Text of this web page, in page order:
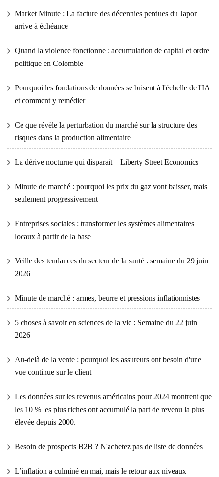
Market Minute : La facture des décennies perdues du Japon
arrive à échéance
Quand la violence fonctionne : accumulation de capital et ordre
politique en Colombie
Pourquoi les fondations de données se brisent à l'échelle de l'IA
et comment y remédier
Ce que révèle la perturbation du marché sur la structure des
risques dans la production alimentaire
La dérive nocturne qui disparaît – Liberty Street Economics
Minute de marché : pourquoi les prix du gaz vont baisser, mais
seulement progressivement
Entreprises sociales : transformer les systèmes alimentaires
locaux à partir de la base
Veille des tendances du secteur de la santé : semaine du 29 juin
2026
Minute de marché : armes, beurre et pressions inflationnistes
5 choses à savoir en sciences de la vie : Semaine du 22 juin
2026
Au-delà de la vente : pourquoi les assureurs ont besoin d'une
vue continue sur le client
Les données sur les revenus américains pour 2024 montrent que
les 10 % les plus riches ont accumulé la part de revenu la plus
élevée depuis 2000.
Besoin de prospects B2B ? N'achetez pas de liste de données
L’inflation a culminé en mai, mais le retour aux niveaux